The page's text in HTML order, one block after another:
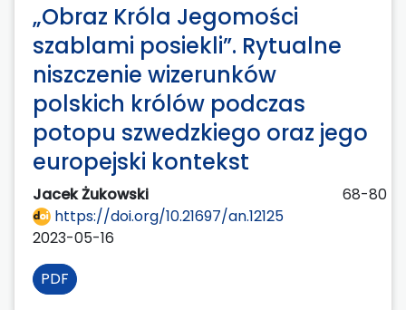
„Obraz Króla Jegomości
szablami posiekli”. Rytualne
niszczenie wizerunków
polskich królów podczas
potopu szwedzkiego oraz jego
europejski kontekst
Jacek Żukowski
68-80
https://doi.org/10.21697/an.12125
2023-05-16
PDF